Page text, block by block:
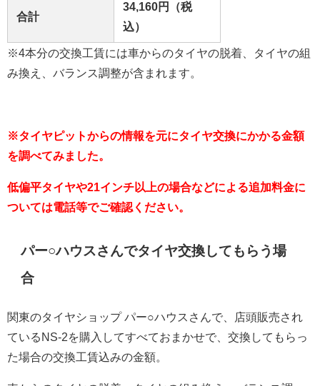
合計
34,160円（税
込）
※4本分の交換工賃には車からのタイヤの脱着、タイヤの組
み換え、バランス調整が含まれます。
※タイヤピットからの情報を元にタイヤ交換にかかる金額
を調べてみました。
低偏平タイヤや21インチ以上の場合などによる追加料金に
ついては電話等でご確認ください。
パー○ハウスさんでタイヤ交換してもらう場
合
関東のタイヤショップ パー○ハウスさんで、店頭販売され
ているNS-2を購入してすべておまかせで、交換してもらっ
た場合の交換工賃込みの金額。